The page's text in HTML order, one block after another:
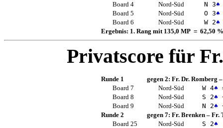
Board 4
Nord-Süd N 3♠
Board 5
Nord-Süd O 3♠
Board 6
Nord-Süd W 2♠
Ergebnis: 1. Rang mit 135,0 MP = 62,50 %
Privatscore für
Runde 1 gegen 2: Fr. Dr. Romberg
Board 7
Nord-Süd W 4♠
Board 8
Nord-Süd S 2♠
Board 9
Nord-Süd N 2♠
Runde 2
gegen 7: Fr. Brenken – Fr.
Board 25
Nord-Süd S 2♠